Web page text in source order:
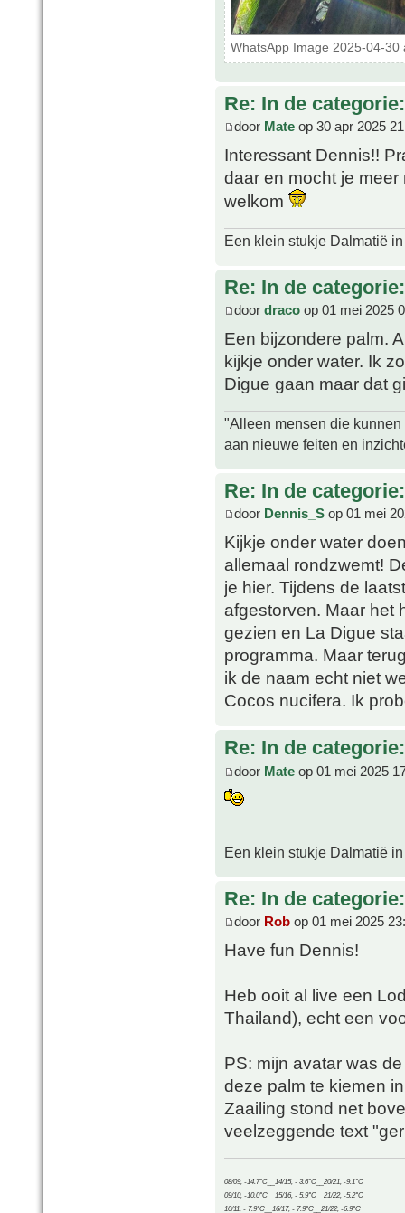
WhatsApp Image 2025-04-
Re: In de
door Mate op 30 apr 2025
Interessant Dennis!!
daar en mocht je
welkom
Een klein stukje Dalmatië
Re: In de
door draco op 01 mei 2025
Een bijzondere palm.
kijkje onder water. Ik
Digue gaan maar dat
"Alleen mensen die
aan nieuwe feiten en
Re: In de
door Dennis_S op 01 mei
Kijkje onder water
allemaal rondzwemt!
je hier. Tijdens de
afgestorven. Maar het
gezien en La Digue
programma. Maar
ik de naam echt niet
Cocos nucifera. Ik
Re: In de
door Mate op 01 mei 2025
Een klein stukje Dalmatië
Re: In de
door Rob op 01 mei 2025
Have fun Dennis!
Heb ooit al live een
Thailand), echt een
PS: mijn avatar was
deze palm te kiemen
Zaailing stond net
veelzeggende text
08/09, -14.7°C__14/15, - 3.6°C__20/21, -9.1°C
09/10, -10.0°C__15/16, - 5.9°C__21/22, -5.2°C
10/11, - 7.9°C__16/17, - 7.9°C__21/22, -6.9°C